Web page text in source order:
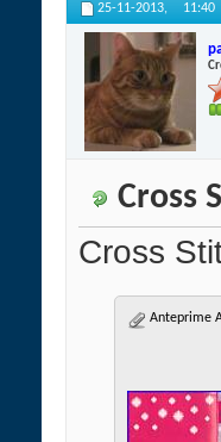
25-11-2013, 11:40
Cross
Cross
Anteprime